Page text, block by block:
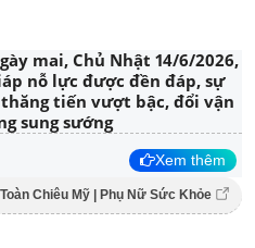
mai, Chủ Nhật 14/6/2026,
nỗ lực được đền đáp, sự
tiến vượt bậc, đổi vận
sung sướng
Xem thêm
Toàn Chiêu Mỹ | Phụ Nữ Sức Khỏe